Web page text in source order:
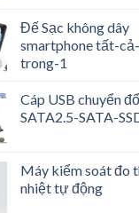
Đế Sạc không dây
smartphone tất-cả-
trong-1
Cáp USB chuyển
SATA2.5-SATA-
Máy kiểm soát đo
nhiệt tự động